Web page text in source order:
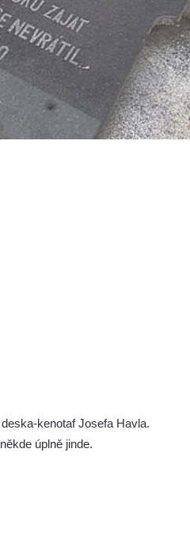
kenotaf Josefa Havla.
úplně jinde.